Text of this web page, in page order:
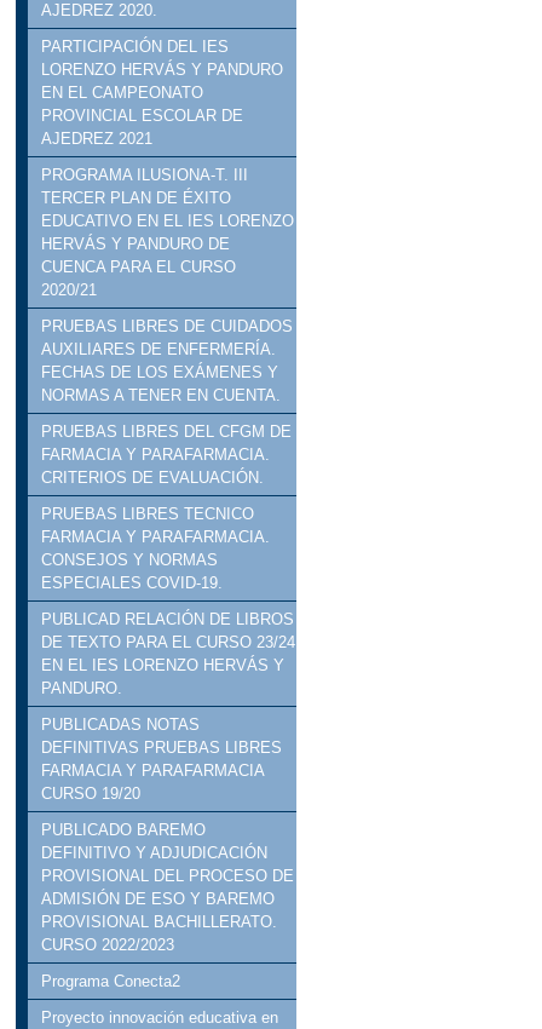
AJEDREZ 2020.
PARTICIPACIÓN DEL IES
LORENZO HERVÁS Y PANDURO
EN EL CAMPEONATO
PROVINCIAL ESCOLAR DE
AJEDREZ 2021
PROGRAMA ILUSIONA-T. III
TERCER PLAN DE ÉXITO
EDUCATIVO EN EL IES LORENZO
HERVÁS Y PANDURO DE
CUENCA PARA EL CURSO
2020/21
PRUEBAS LIBRES DE CUIDADOS
AUXILIARES DE ENFERMERÍA.
FECHAS DE LOS EXÁMENES Y
NORMAS A TENER EN CUENTA.
PRUEBAS LIBRES DEL CFGM DE
FARMACIA Y PARAFARMACIA.
CRITERIOS DE EVALUACIÓN.
PRUEBAS LIBRES TECNICO
FARMACIA Y PARAFARMACIA.
CONSEJOS Y NORMAS
ESPECIALES COVID-19.
PUBLICAD RELACIÓN DE LIBROS
DE TEXTO PARA EL CURSO 23/24
EN EL IES LORENZO HERVÁS Y
PANDURO.
PUBLICADAS NOTAS
DEFINITIVAS PRUEBAS LIBRES
FARMACIA Y PARAFARMACIA
CURSO 19/20
PUBLICADO BAREMO
DEFINITIVO Y ADJUDICACIÓN
PROVISIONAL DEL PROCESO DE
ADMISIÓN DE ESO Y BAREMO
PROVISIONAL BACHILLERATO.
CURSO 2022/2023
Programa Conecta2
Proyecto innovación educativa en